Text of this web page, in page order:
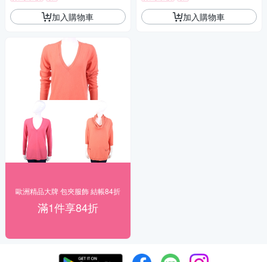
加入購物車
歐洲精品大牌 包夾服飾 結帳84折
滿1件享84折
加入購物車